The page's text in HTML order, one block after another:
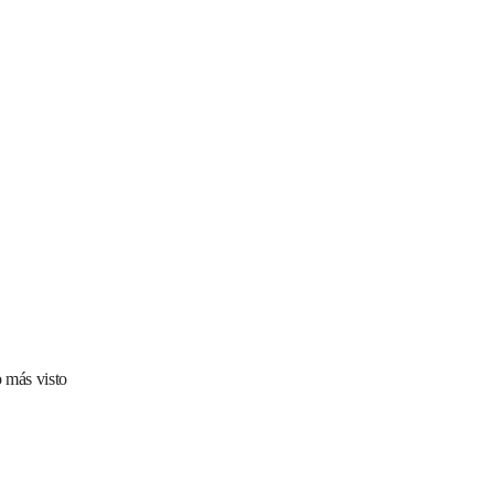
más visto